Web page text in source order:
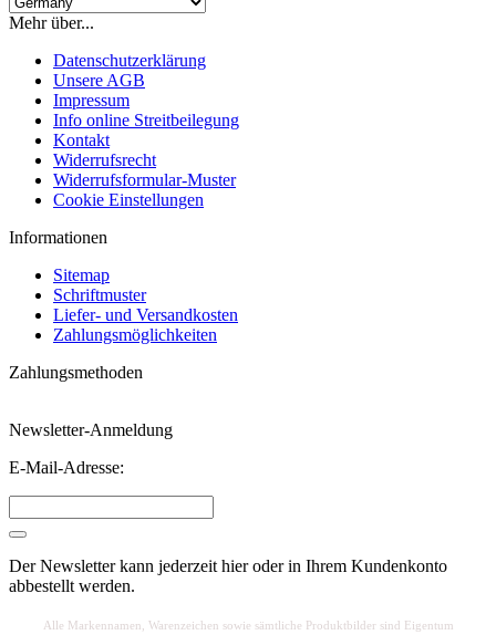
Mehr über...
Datenschutzerklärung
Unsere AGB
Impressum
Info online Streitbeilegung
Kontakt
Widerrufsrecht
Widerrufsformular-Muster
Cookie Einstellungen
Informationen
Sitemap
Schriftmuster
Liefer- und Versandkosten
Zahlungsmöglichkeiten
Zahlungsmethoden
Newsletter-Anmeldung
E-Mail-Adresse:
Der Newsletter kann jederzeit hier oder in Ihrem Kundenkonto
abbestellt werden.
Alle Markennamen, Warenzeichen sowie sämtliche Produktbilder sind Eigentum